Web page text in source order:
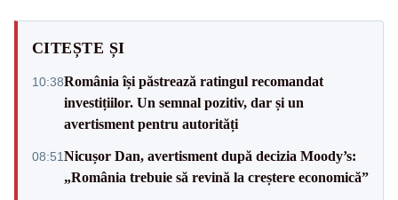
CITEȘTE ȘI
10:38România își păstrează ratingul recomandat
investițiilor. Un semnal pozitiv, dar și un
avertisment pentru autorități
08:51Nicușor Dan, avertisment după decizia Moody’s:
„România trebuie să revină la creștere economică”